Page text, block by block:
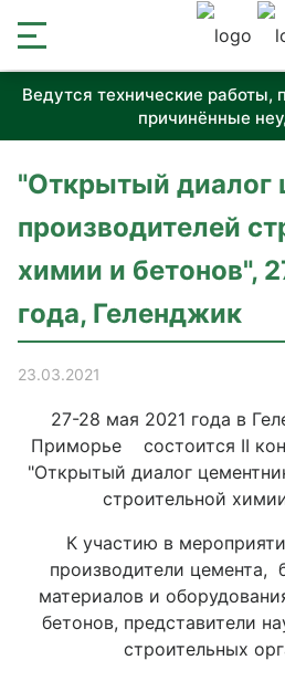
Ведутся технические работы,
причинённые
"Открытый диалог
производителей
химии и бетонов",
года, Геленджик
23.03.2021
27-28 мая 2021 года в
Приморье состоится II
"Открытый диалог
строительной
К участию в
производители цемента,
материалов и
бетонов, представители
строительных